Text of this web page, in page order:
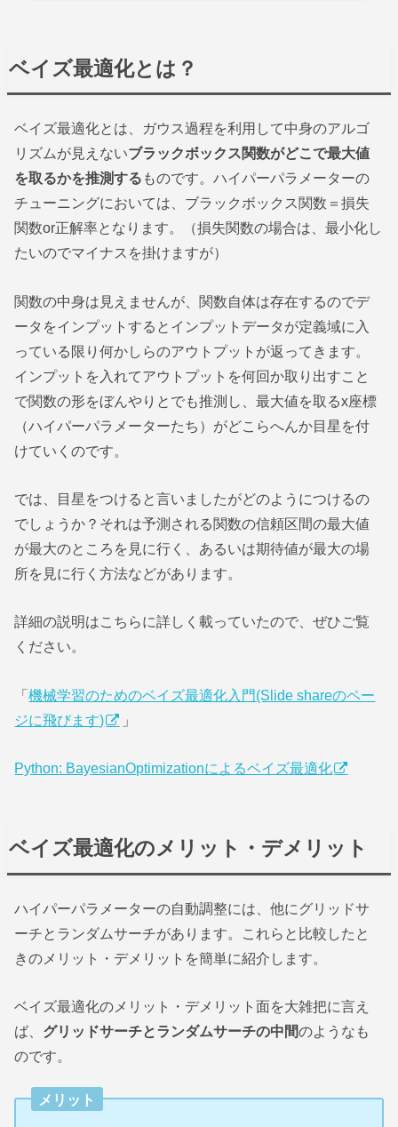
ベイズ最適化とは？
ベイズ最適化とは、ガウス過程を利用して中身のアルゴ
リズムが見えないブラックボックス関数がどこで最大値
を取るかを推測する ものです。ハイパーパラメーターの
チューニングにおいては、ブラックボックス関数＝損失
関数or正解率となります。（損失関数の場合は、最小化し
たいのでマイナスを掛けますが）
関数の中身は見えませんが、関数自体は存在するのでデ
ータをインプットするとインプットデータが定義域に入
っている限り何かしらのアウトプットが返ってきます。
インプットを入れてアウトプットを何回か取り出すこと
で関数の形をぼんやりとでも推測し、最大値を取るx座標
（ハイパーパラメーターたち）がどこらへんか目星を付
けていくのです。
では、目星をつけると言いましたがどのようにつけるの
でしょうか？それは予測される関数の信頼区間の最大値
が最大のところを見に行く、あるいは期待値が最大の場
所を見に行く方法などがあります。
詳細の説明はこちらに詳しく載っていたので、ぜひご覧
ください。
「機械学習のためのベイズ最適化入門(Slide shareのペー
ジに飛びます)
」
Python: BayesianOptimizationによるベイズ最適化
ベイズ最適化のメリット・デメリット
ハイパーパラメーターの自動調整には、他にグリッドサ
ーチとランダムサーチがあります。これらと比較したと
きのメリット・デメリットを簡単に紹介します。
ベイズ最適化のメリット・デメリット面を大雑把に言え
ば、 グリッドサーチとランダムサーチの中間のようなも
のです。
メリット